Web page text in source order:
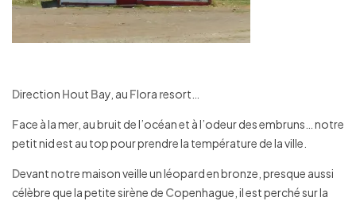
Direction Hout Bay, au Flora resort…
Face à la mer, au bruit de l’océan et à l’odeur des embruns… notre
petit nid est au top pour prendre la température de la ville.
Devant notre maison veille un léopard en bronze, presque aussi
célèbre que la petite sirène de Copenhague, il est perché sur la